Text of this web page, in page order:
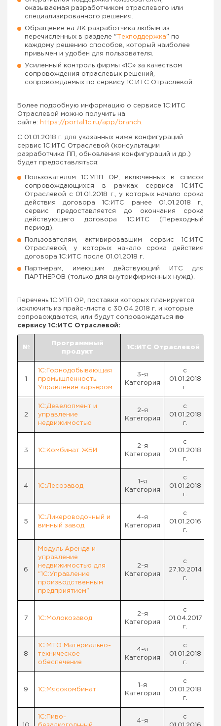
оказываемая разработчиком отраслевого или
специализированного решения.
Обращение на ЛК разработчика любым из
перечисленных в разделе " Техподдержка" по
каждому решению способов, который наиболее
привычен и удобен для пользователя.
Усиленный контроль фирмы «1С» за качеством
сопровождения отраслевых решений,
сопровождаемых по сервису 1С:ИТС Отраслевой.
Более подробную информацию о сервисе 1С:ИТС
Отраслевой можно получить на
сайте:
https://portal.1c.ru/app/branch
С 01.01.2018 г. для указанных ниже конфигураций
сервис 1С:ИТС Отраслевой (консультации
разработчика ПП, обновления конфигураций и др.)
будет предоставляться:
Пользователям 1С:УПП ОР, включенных в список
сопровождающихся в рамках сервиса 1С:ИТС
Отраслевой с 01.01.2018 г., у которых начало срока
действия договора 1С:ИТС ранее 01.01.2018 г.,
сервис предоставляется до окончания срока
действующего договора 1С:ИТС (Переходный
период).
Пользователям, активировавшим сервис 1С:ИТС
Отраслевой, у которых начало срока действия
договора 1С:ИТС после 01.01.2018 г.
Партнерам, имеющим действующий ИТС для
ПАРТНЕРОВ (только для внутрифирменных нужд).
Перечень 1С:УПП ОР, поставки которых планируется
исключить из прайс-листа с 30.04.2018 г. и которые
сопровождаются, или будут сопровождаться по
сервису 1С:ИТС Отраслевой:
№
Программный
продукт
1С:ИТС Отраслевой
1
1С:Горнодобывающая
промышленность.
Управление карьером
3-я
Категория
с
01.01.2018
г.
2
1С:Девелопмент и
управление
недвижимостью
2-я
Категория
с
01.01.2018
г.
3 1С:Комбинат ЖБИ
2-я
Категория
с
01.01.2018
г.
4 1С:Лесозавод
1-я
Категория
с
01.01.2018
г.
5
1С:Ликероводочный и
винный завод
4-я
Категория
с
01.01.2016
г.
6
Модуль Аренда и
управление
недвижимостью для
"1С:Управление
производственным
предприятием"
2-я
Категория
с
27.10.2014
г.
7 1С:Молокозавод
2-я
Категория
с
01.04.2017
г.
8
1С:МТО Материально-
техническое
обеспечение
4-я
Категория
с
01.01.2018
г.
9 1С:Мясокомбинат
1-я
Категория
с
01.01.2018
г.
1С:Пиво-
4-я
с